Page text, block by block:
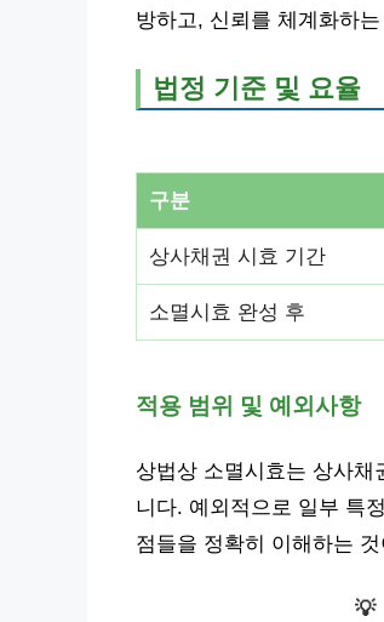
방하고, 신뢰를 체계화하
법정 기준 및 요율
구분
상사채권 시효 기간
소멸시효 완성 후
적용 범위 및 예외사항
상법상 소멸시효는 상사
니다. 예외적으로 일부 특
점들을 정확히 이해하는
💡